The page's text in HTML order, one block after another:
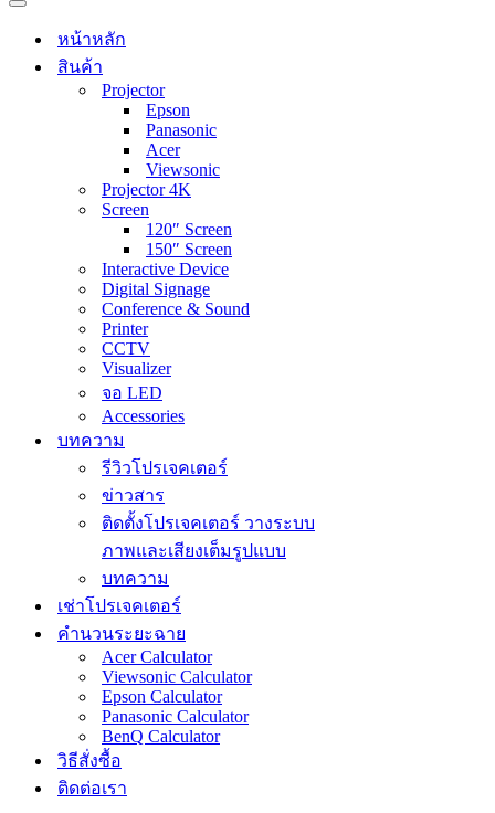
Navigation
หน้าหลัก
สินค้า
Projector
Epson
Panasonic
Acer
Viewsonic
Projector 4K
Screen
120″ Screen
150″ Screen
Interactive Device
Digital Signage
Conference & Sound
Printer
CCTV
Visualizer
จอ LED
Accessories
บทความ
รีวิวโปรเจคเตอร์
ข่าวสาร
ติดตั้งโปรเจคเตอร์ วางระบบ
ภาพและเสียงเต็มรูปแบบ
บทความ
เช่าโปรเจคเตอร์
คำนวนระยะฉาย
Acer Calculator
Viewsonic Calculator
Epson Calculator
Panasonic Calculator
BenQ Calculator
วิธีสั่งซื้อ
ติดต่อเรา